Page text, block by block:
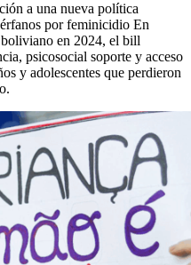
a una nueva política
por feminicidio En
en 2024, el bill
, psicosocial soporte y acceso
y adolescentes que perdieron